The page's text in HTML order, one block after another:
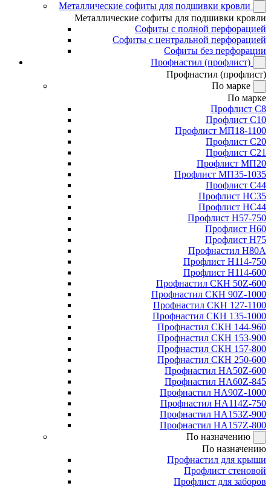
Металлические софиты для подшивки кровли
Металлические софиты для подшивки кровли
Софиты с полной перфорацией
Софиты с центральной перфорацией
Софиты без перфорации
Профнастил (профлист)
Профнастил (профлист)
По марке
По марке
Профлист С8
Профлист С10
Профлист МП18-1100
Профлист С20
Профлист С21
Профлист МП20
Профлист МП35-1035
Профлист С44
Профлист НС35
Профлист НС44
Профлист Н57-750
Профлист Н60
Профлист Н75
Профнастил Н80А
Профлист Н114-750
Профлист Н114-600
Профнастил СКН 50Z-600
Профнастил СКН 90Z-1000
Профнастил СКН 127-1100
Профнастил СКН 135-1000
Профнастил СКН 144-960
Профнастил СКН 153-900
Профнастил СКН 157-800
Профнастил СКН 250-600
Профнастил НА50Z-600
Профнастил НА60Z-845
Профнастил НА90Z-1000
Профнастил НА114Z-750
Профнастил НА153Z-900
Профнастил НА157Z-800
По назначению
По назначению
Профнастил для крыши
Профлист стеновой
Профлист для заборов